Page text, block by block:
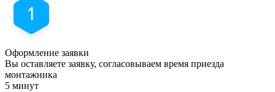
Оформление заявки
Вы оставляете заявку, согласовываем время приезда
монтажника
5 минут